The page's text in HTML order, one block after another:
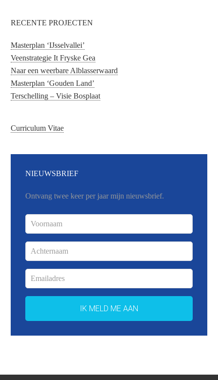
RECENTE PROJECTEN
Masterplan ‘IJsselvallei’
Veenstrategie It Fryske Gea
Naar een weerbare Alblasserwaard
Masterplan ‘Gouden Land’
Terschelling – Visie Bosplaat
Curriculum Vitae
NIEUWSBRIEF
Ontvang twee keer per jaar mijn nieuwsbrief.